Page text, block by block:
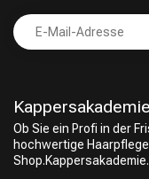
Kappersakademie
Ob Sie ein Profi in der
hochwertige